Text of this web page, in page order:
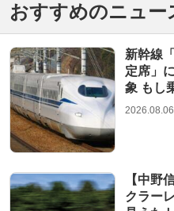
おすすめのニュー
新幹線
定席」
象 もし
2026.08.06
【中野
クラー